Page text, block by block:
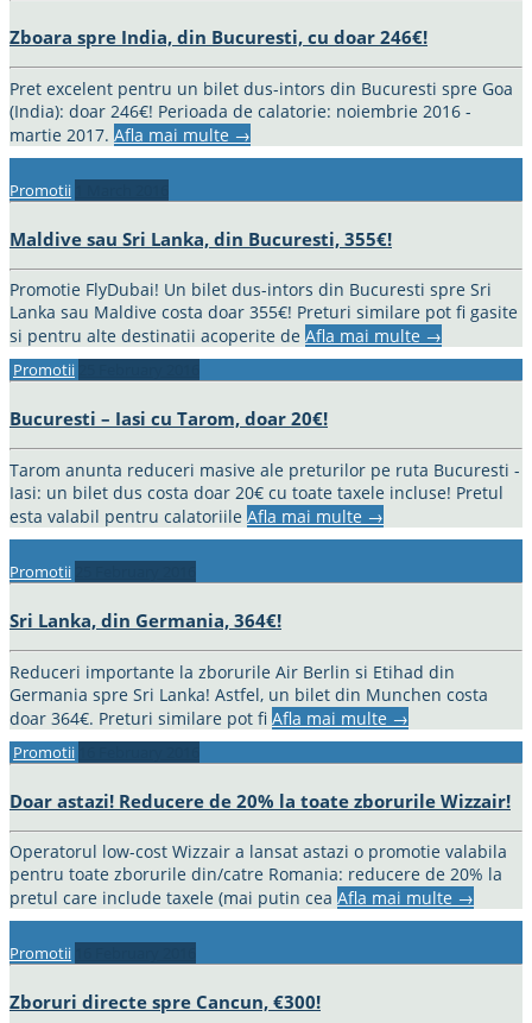
Zboara spre India, din Bucuresti, cu doar 246€!
Pret excelent pentru un bilet dus-intors din Bucuresti spre Goa
(India): doar 246€! Perioada de calatorie: noiembrie 2016 -
martie 2017. Afla mai multe →
Promotii
Maldive sau Sri Lanka, din Bucuresti, 355€!
Promotie FlyDubai! Un bilet dus-intors din Bucuresti spre Sri
Lanka sau Maldive costa doar 355€! Preturi similare pot fi gasite
si pentru alte destinatii acoperite de Afla mai multe →
Promotii
Bucuresti – Iasi cu Tarom, doar 20€!
Tarom anunta reduceri masive ale preturilor pe ruta Bucuresti -
Iasi: un bilet dus costa doar 20€ cu toate taxele incluse! Pretul
esta valabil pentru calatoriile Afla mai multe →
Promotii
Sri Lanka, din Germania, 364€!
Reduceri importante la zborurile Air Berlin si Etihad din
Germania spre Sri Lanka! Astfel, un bilet din Munchen costa
doar 364€. Preturi similare pot fi Afla mai multe →
Promotii
Doar astazi! Reducere de 20% la toate zborurile Wizzair!
Operatorul low-cost Wizzair a lansat astazi o promotie valabila
pentru toate zborurile din/catre Romania: reducere de 20% la
pretul care include taxele (mai putin cea Afla mai multe →
Promotii
Zboruri directe spre Cancun, €300!